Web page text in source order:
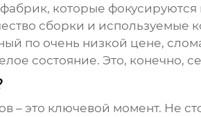
которые фокусируются
сборки и используемые
по очень низкой цене,
состояние. Это, конечно,
– это ключевой момент. Не